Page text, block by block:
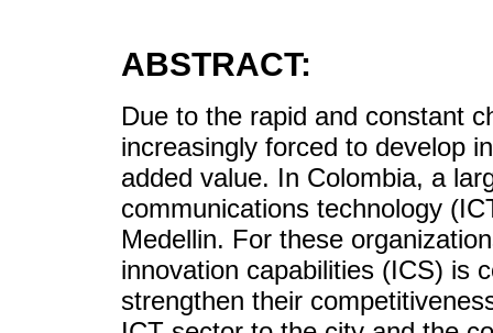
ABSTRACT:
Due to the rapid and constant
increasingly forced to develop
added value. In Colombia, a
communications technology
Medellin. For these
innovation capabilities (ICS) is
strengthen their